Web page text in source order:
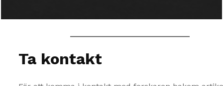
Ta kontakt